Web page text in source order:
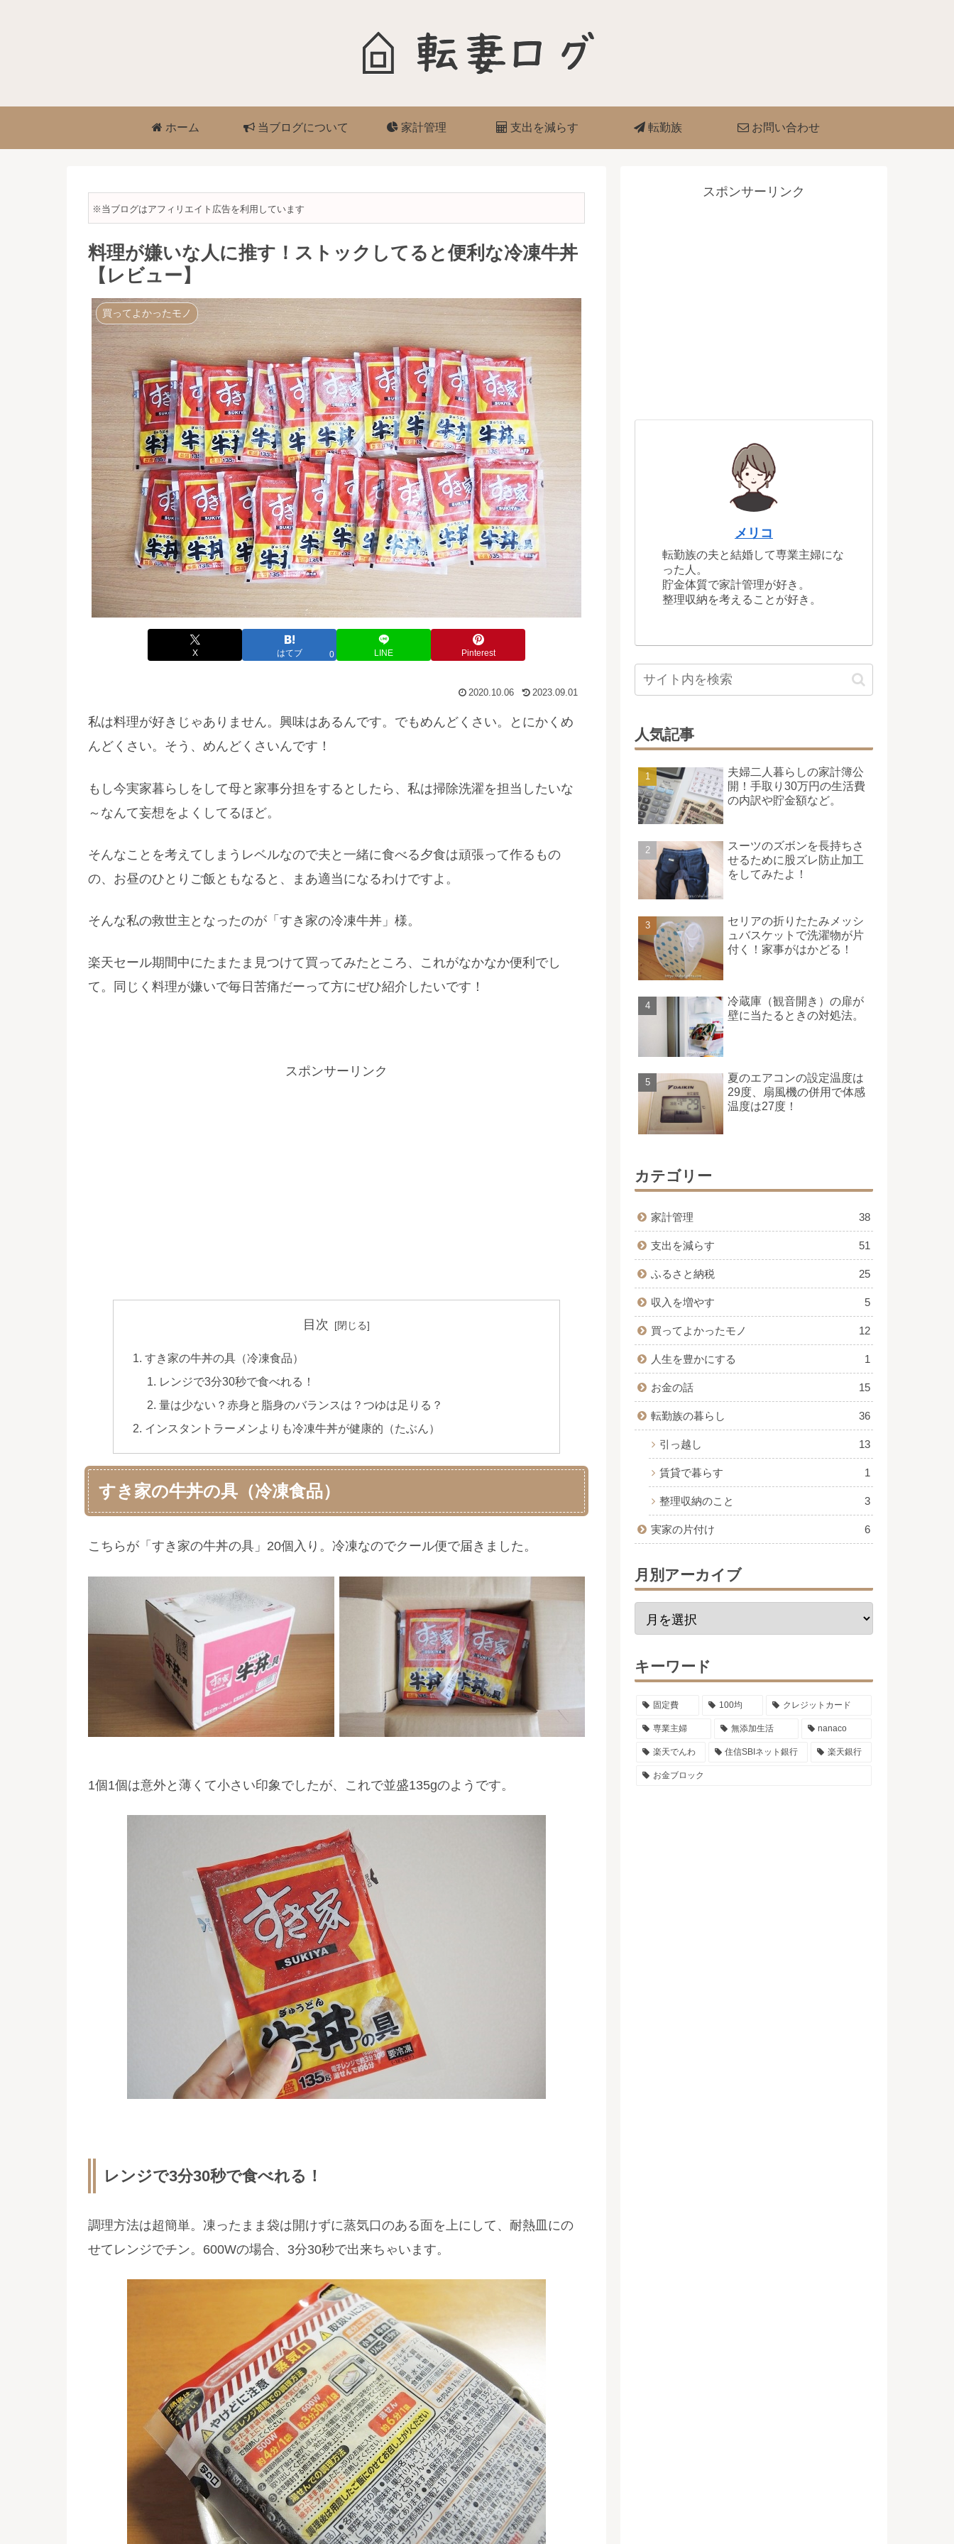
ホーム 当ブログについて 家計管理 支出を減らす 転勤族 お問い合わせ
※当ブログはアフィリエイト広告を利用しています
料理が嫌いな人に推す！ストックしてると便利な冷凍牛丼
【レビュー】
買ってよかったモノ
X はてブ 0 LINE Pinterest
2020.10.06 2023.09.01
私は料理が好きじゃありません。興味はあるんです。でもめんどくさい。とにかくめ
んどくさい。そう、めんどくさいんです！
もし今実家暮らしをして母と家事分担をするとしたら、私は掃除洗濯を担当したいな
～なんて妄想をよくしてるほど。
そんなことを考えてしまうレベルなので夫と一緒に食べる夕食は頑張って作るもの
の、お昼のひとりご飯ともなると、まあ適当になるわけですよ。
そんな私の救世主となったのが「すき家の冷凍牛丼」様。
楽天セール期間中にたまたま見つけて買ってみたところ、これがなかなか便利でし
て。同じく料理が嫌いで毎日苦痛だーって方にぜひ紹介したいです！
スポンサーリンク
目次
すき家の牛丼の具（冷凍食品）
レンジで3分30秒で食べれる！
量は少ない？赤身と脂身のバランスは？つゆは足りる？
インスタントラーメンよりも冷凍牛丼が健康的（たぶん）
すき家の牛丼の具（冷凍食品）
こちらが「すき家の牛丼の具」20個入り。冷凍なのでクール便で届きました。
1個1個は意外と薄くて小さい印象でしたが、これで並盛135gのようです。
レンジで3分30秒で食べれる！
調理方法は超簡単。凍ったまま袋は開けずに蒸気口のある面を上にして、耐熱皿にの
せてレンジでチン。600Wの場合、3分30秒で出来ちゃいます。
スポンサーリンク
メリコ
転勤族の夫と結婚して専業主婦にな
った人。
貯金体質で家計管理が好き。
整理収納を考えることが好き。
人気記事
夫婦二人暮らしの家計簿公
開！手取り30万円の生活費
の内訳や貯金額など。
スーツのズボンを長持ちさ
せるために股ズレ防止加工
をしてみたよ！
セリアの折りたたみメッシ
ュバスケットで洗濯物が片
付く！家事がはかどる！
冷蔵庫（観音開き）の扉が
壁に当たるときの対処法。
夏のエアコンの設定温度は
29度、扇風機の併用で体感
温度は27度！
カテゴリー
家計管理 38
支出を減らす 51
ふるさと納税 25
収入を増やす 5
買ってよかったモノ 12
人生を豊かにする 1
お金の話 15
転勤族の暮らし 36
引っ越し 13
賃貸で暮らす 1
整理収納のこと 3
実家の片付け 6
月別アーカイブ
キーワード
固定費 100均 クレジットカード
専業主婦 無添加生活 nanaco
楽天でんわ 住信SBIネット銀行 楽天銀行
お金ブロック